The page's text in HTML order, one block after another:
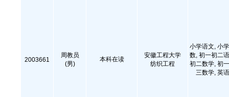
2003661
周教员
(男)
本科在读
安徽工程大学
纺织工程
小学语文, 小
数, 初一初二
初二数学, 初
三数学, 英